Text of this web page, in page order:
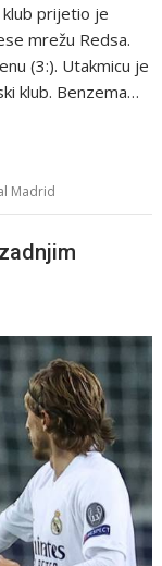
klub prijetio je
mrežu Redsa.
(3:). Utakmicu je
klub. Benzema…
Madrid